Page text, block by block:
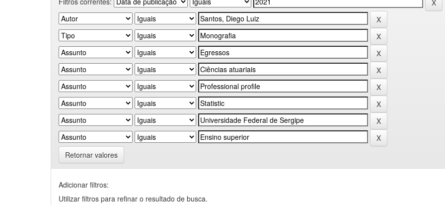
Retornar valores
Adicionar filtros:
Utilizar filtros para refinar o resultado de busca.